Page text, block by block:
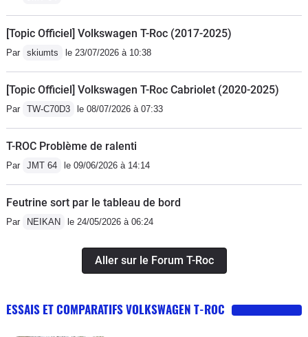
CITROEN.
[Topic Officiel] Volkswagen T-Roc (2017-2025)
Par skiumts le 23/07/2026 à 10:38
[Topic Officiel] Volkswagen T-Roc Cabriolet (2020-2025)
Par TW-C70D3 le 08/07/2026 à 07:33
T-ROC Problème de ralenti
Par JMT 64 le 09/06/2026 à 14:14
Feutrine sort par le tableau de bord
Par NEIKAN le 24/05/2026 à 06:24
Aller sur le Forum T-Roc
ESSAIS ET COMPARATIFS VOLKSWAGEN T-ROC